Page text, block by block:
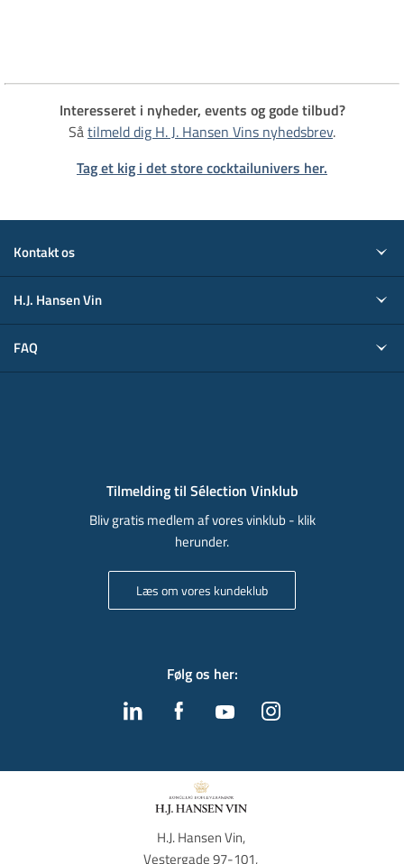
Interesseret i nyheder, events og gode tilbud?
Såtilmeld dig H. J. Hansen Vins nyhedsbrev.
Tag et kig i det store cocktailunivers her.
Kontakt os
H.J. Hansen Vin
FAQ
Tilmelding til Sélection Vinklub
Bliv gratis medlem af vores vinklub - klik
herunder.
Læs om vores kundeklub
Følg os her:
H.J. Hansen Vin,
Vestergade 97-101,